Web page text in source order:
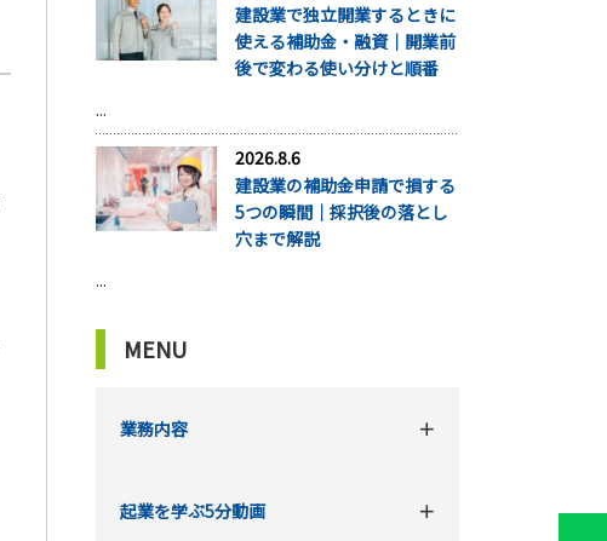
建設業で独立開業するときに
使える補助金・融資｜開業前
後で変わる使い分けと順番
...
2026.8.6
建設業の補助金申請で損する
5つの瞬間｜採択後の落とし
穴まで解説
...
MENU
業務内容
起業を学ぶ5分動画